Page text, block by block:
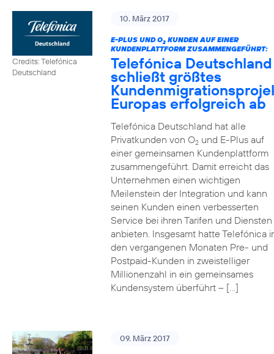
Credits: Telefónica
Deutschland
10. März 2017
E-PLUS UND O2KUNDEN AUF EINER
KUNDENPLATTFORM ZUSAMMENGEFÜHRT:
Telefónica Deutschland
schließt größtes
Europas erfolgreich ab
Telefónica Deutschland hat alle
Privatkunden von O2und E-Plus auf
einer gemeinsamen Kundenplattform
zusammengeführt. Damit erreicht das
Unternehmen einen wichtigen
Meilenstein der Integration und kann
seinen Kunden einen verbesserten
Service bei ihren Tarifen und Diensten
anbieten. Insgesamt hatte Telefónica
den vergangenen Monaten Pre- und
Postpaid-Kunden in zweistelliger
Millionenzahl in ein gemeinsames
Kundensystem überführt – […]
09. März 2017